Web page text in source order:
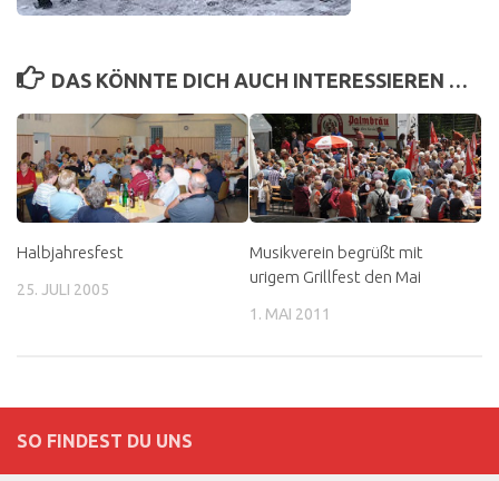
DAS KÖNNTE DICH AUCH INTERESSIEREN …
Halbjahresfest
25. JULI 2005
Musikverein begrüßt mit
urigem Grillfest den Mai
1. MAI 2011
SO FINDEST DU UNS